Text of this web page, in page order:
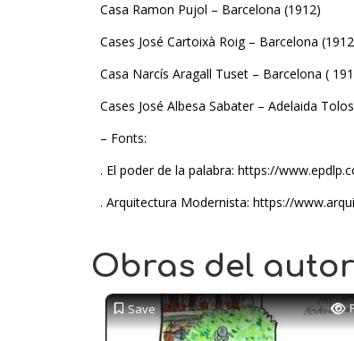
Casa Ramon Pujol – Barcelona (1912)
Cases José Cartoixà Roig – Barcelona
Casa Narcís Aragall Tuset – Barcelona (
Cases José Albesa Sabater – Adelaida
– Fonts:
. El poder de la palabra: https://
. Arquitectura Modernista: https://
Obras del autor
Save